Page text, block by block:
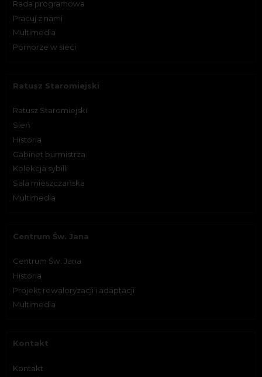
Rada programowa
Pracuj z nami
Multimedia
Pomorze w sieci
Ratusz Staromiejski
Ratusz Staromiejski
Sień
Historia
Gabinet burmistrza
Kolekcja sybilli
Sala mieszczańska
Multimedia
Centrum Św. Jana
Centrum Św. Jana
Historia
Projekt rewaloryzacji i adaptacji
Multimedia
Kontakt
Kontakt